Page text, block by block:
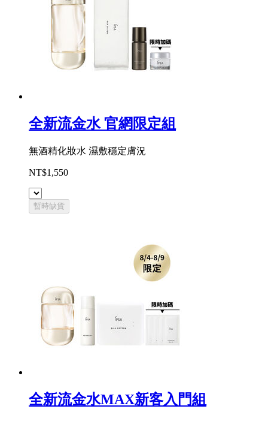
全新流金水 官網限定組
無酒精化妝水 濕敷穩定膚況
NT$1,550
暫時缺貨
全新流金水MAX新客入門組